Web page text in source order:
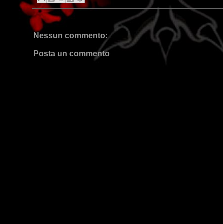
Nessun commento:
Posta un commento